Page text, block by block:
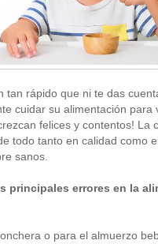
tan rápido que ni te das
cuidar su alimentación para
felices y contentos! La
todo tanto en calidad como
sanos.
principales errores en la
o para el almuerzo